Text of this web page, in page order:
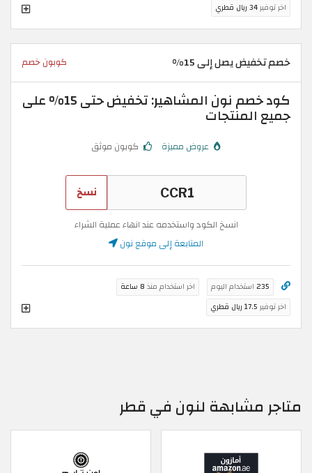
اخر توفير34 ريال قطري
خصم تخفيض يصل إلى 15% كوبون خصم
كود خصم نون المشاهير: تخفيض حتى 15% على
جميع المنتجات
عروض مميزة كوبون موثق
نسخ
انسخ الكود واستخدمه عند انهاء عملية الشراء
المتابعة إلى موقع نون
235 استخدام اليوم اخر استخدام منذ 8 ساعة
اخر توفير 17.5 ريال قطري
متاجر مشابهة لنون في قطر